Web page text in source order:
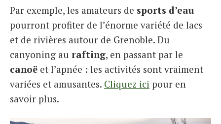
Par exemple, les amateurs de sports d’eau
pourront profiter de l’énorme variété de lacs
et de rivières autour de Grenoble. Du
canyoning au rafting, en passant par le
canoë et l’apnée : les activités sont vraiment
variées et amusantes. Cliquez ici pour en
savoir plus.